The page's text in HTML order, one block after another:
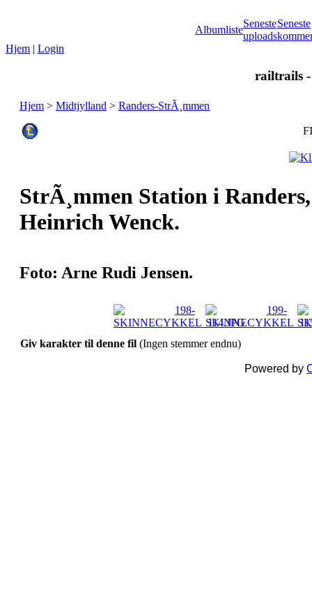
Albumliste
Seneste
uploads
Seneste
Hjem | Login
railtrails
Hjem > Midtjylland > Randers-StrÃ¸mmen
StrÃ¸mmen Station i
Heinrich Wenck.
Foto: Arne Rudi Jensen.
Giv karakter til denne fil (Ingen stemmer endnu)
Powered by